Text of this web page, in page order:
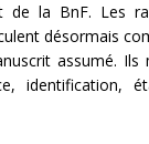
la BnF. Les
désormais
assumé. Ils
identification,